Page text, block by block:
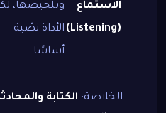
الاستماع
(Listening)
وتلخيصها،
الأداة نصّية
أساسًا
الخلاصة: الكتابة